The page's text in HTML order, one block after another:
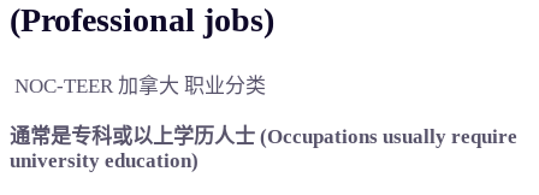
(Professional jobs)
NOC-TEER 加拿大 职业分类
通常是专科或以上学历人士 (Occupations usually require
university education)